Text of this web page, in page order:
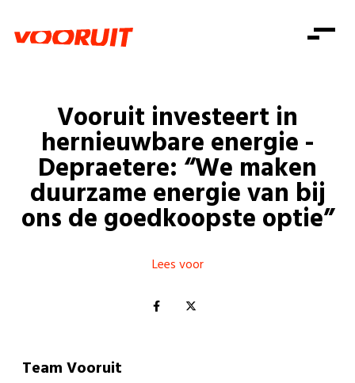
Zorg
Gelijke kansen
Welzijn
Consumentenbescherming
Pensioenen
Onze mensen
Standpunten
Vacatures
Doe mee
Doe mee
Word lid
Mis niets
Shop
Login
Login
Doe mee
Vooruit investeert in
hernieuwbare energie -
Depraetere: “We maken
duurzame energie van bij
ons de goedkoopste optie”
Lees voor
Team Vooruit